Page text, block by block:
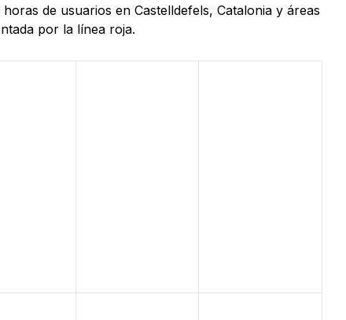
de usuarios en Castelldefels, Catalonia y áreas
por la línea roja.